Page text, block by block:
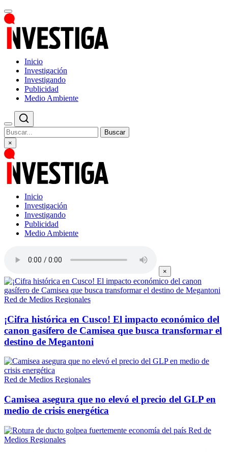
Inicio
Investigación
Investigando
Publicidad
Medio Ambiente
Buscar
×
Inicio
Investigación
Investigando
Publicidad
Medio Ambiente
×
Red de Medios Regionales
¡Cifra histórica en Cusco! El impacto económico del
canon gasífero de Camisea que busca transformar el
destino de Megantoni
Red de Medios Regionales
Camisea asegura que no elevó el precio del GLP en
medio de crisis energética
Red de
Medios Regionales